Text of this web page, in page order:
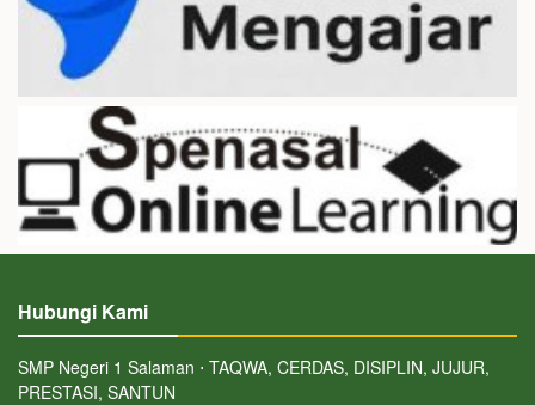
Hubungi Kami
SMP Negeri 1 Salaman ⋅ TAQWA, CERDAS, DISIPLIN, JUJUR,
PRESTASI, SANTUN